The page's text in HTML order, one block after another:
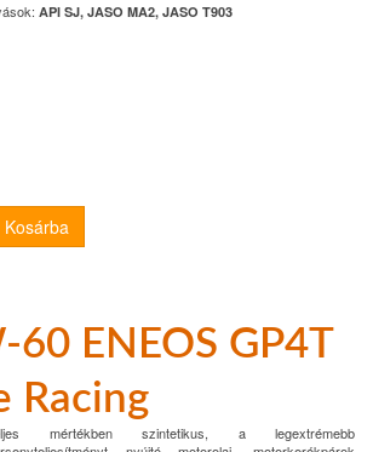
API SJ, JASO MA2, JASO T903
60 ENEOS GP4T
Racing
mértékben szintetikus, a legextrémebb